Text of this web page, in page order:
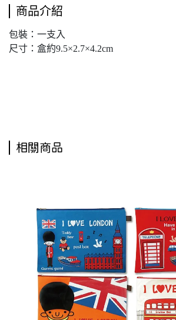
商品介紹
包裝：一支入
尺寸：盒約9.5×2.7×4.2cm
相關商品